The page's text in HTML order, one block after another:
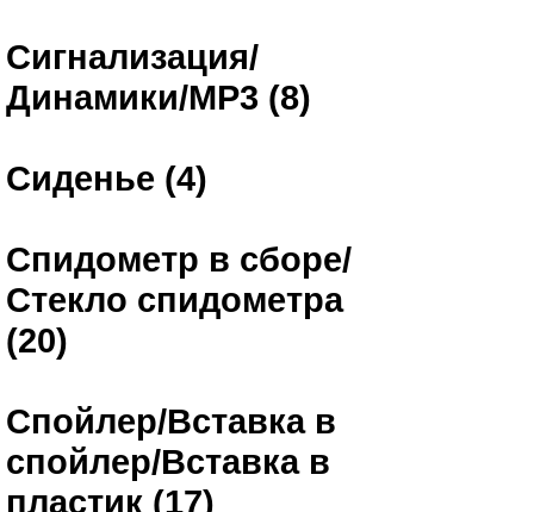
Сигнализация/
Динамики/MP3 (8)
Сиденье (4)
Спидометр в сборе/
Стекло спидометра
(20)
Спойлер/Вставка в
спойлер/Вставка в
пластик (17)